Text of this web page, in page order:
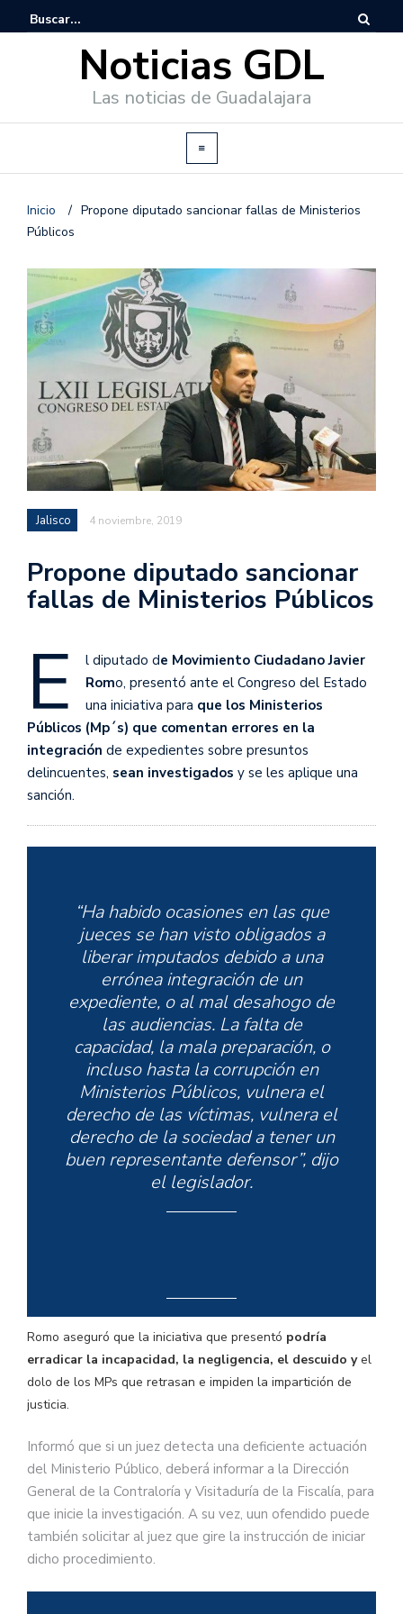
Noticias GDL
Las noticias de Guadalajara
Inicio / Propone diputado sancionar fallas de Ministerios
Públicos
Jalisco 4 noviembre, 2019
Propone diputado sancionar
fallas de Ministerios Públicos
E l diputado de Movimiento Ciudadano Javier
Romo, presentó ante el Congreso del Estado
una iniciativa para que los Ministerios
Públicos (Mp´s) que comentan errores en la
integración de expedientes sobre presuntos
delincuentes, sean investigados y se les aplique una
sanción.
“Ha habido ocasiones en las que
jueces se han visto obligados a
liberar imputados debido a una
errónea integración de un
expediente, o al mal desahogo de
las audiencias. La falta de
capacidad, la mala preparación, o
incluso hasta la corrupción en
Ministerios Públicos, vulnera el
derecho de las víctimas, vulnera el
derecho de la sociedad a tener un
buen representante defensor”, dijo
el legislador.
Romo aseguró que la iniciativa que presentó podría
erradicar la incapacidad, la negligencia, el descuido yel
dolo de los MPs que retrasan e impiden la impartición de
justicia.
Informó que si un juez detecta una deficiente actuación
del Ministerio Público, deberá informar a la Dirección
General de la Contraloría y Visitaduría de la Fiscalía, para
que inicie la investigación. A su vez, uun ofendido puede
también solicitar al juez que gire la instrucción de iniciar
dicho procedimiento.